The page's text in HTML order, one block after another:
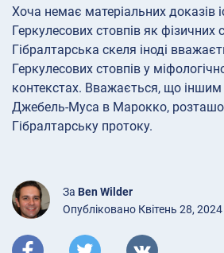
Хоча немає матеріальних доказів
Геркулесових стовпів як фізичних
Гібралтарська скеля іноді
Геркулесових стовпів у
контекстах. Вважається, що
Джебель-Муса в Марокко,
Гібралтарську протоку.
За Ben Wilder
Опубліковано Квітень 28,